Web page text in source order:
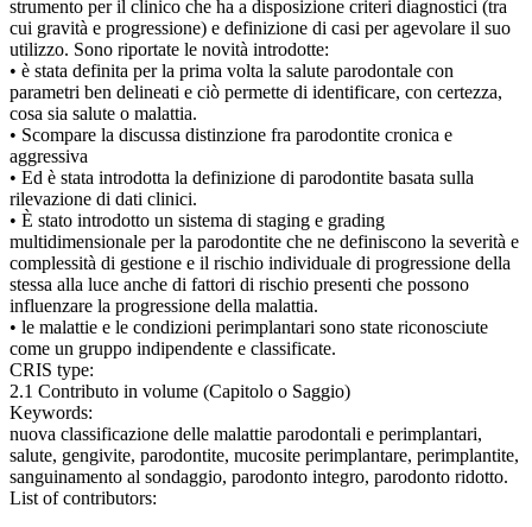
strumento per il clinico che ha a disposizione criteri diagnostici (tra
cui gravità e progressione) e definizione di casi per agevolare il suo
utilizzo. Sono riportate le novità introdotte:
• è stata definita per la prima volta la salute parodontale con
parametri ben delineati e ciò permette di identificare, con certezza,
cosa sia salute o malattia.
• Scompare la discussa distinzione fra parodontite cronica e
aggressiva
• Ed è stata introdotta la definizione di parodontite basata sulla
rilevazione di dati clinici.
• È stato introdotto un sistema di staging e grading
multidimensionale per la parodontite che ne definiscono la severità e
complessità di gestione e il rischio individuale di progressione della
stessa alla luce anche di fattori di rischio presenti che possono
influenzare la progressione della malattia.
• le malattie e le condizioni perimplantari sono state riconosciute
come un gruppo indipendente e classificate.
CRIS type:
2.1 Contributo in volume (Capitolo o Saggio)
Keywords:
nuova classificazione delle malattie parodontali e perimplantari,
salute, gengivite, parodontite, mucosite perimplantare, perimplantite,
sanguinamento al sondaggio, parodonto integro, parodonto ridotto.
List of contributors: